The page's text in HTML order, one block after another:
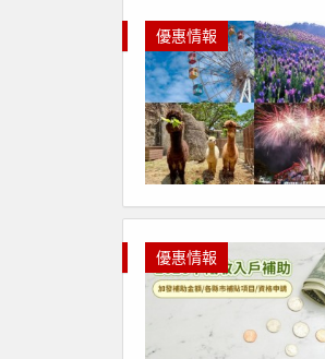
優惠情報
優惠情報